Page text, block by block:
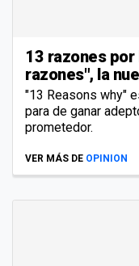
13 razones por
razones", la
"13 Reasons why"
para de ganar
prometedor.
VER MÁS DE OPINION